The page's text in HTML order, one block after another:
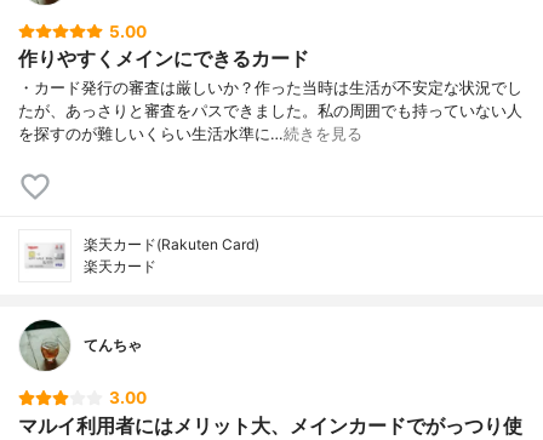
5.00
作りやすくメインにできるカード
・カード発行の審査は厳しいか？作った当時は生活が不安定な状況でし
たが、あっさりと審査をパスできました。私の周囲でも持っていない人
を探すのが難しいくらい生活水準に…続きを見る
楽天カード(Rakuten Card)
楽天カード
てんちゃ
3.00
マルイ利用者にはメリット大、メインカードでがっつり使